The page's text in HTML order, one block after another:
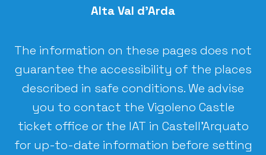
Alta Val d’Arda
The information on these pages does not
guarantee the accessibility of the places
described in safe conditions. We advise
you to contact the Vigoleno Castle
ticket office or the IAT in Castell’Arquato
for up-to-date information before setting